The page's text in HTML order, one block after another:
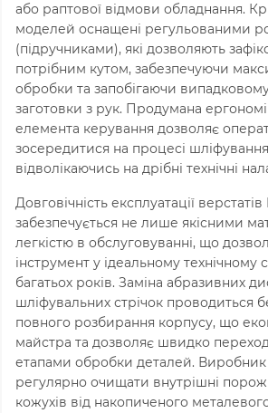
або раптової відмови обладнання.
моделей оснащені регульованими
(підручниками), які дозволяють
потрібним кутом, забезпечуючи
обробки та запобігаючи
заготовки з рук. Продумана
елемента керування дозволяє
зосередитися на процесі
відволікаючись на дрібні технічні
Довговічність експлуатації верстатів
забезпечується не лише якісними
легкістю в обслуговуванні, що
інструмент у ідеальному технічному
багатьох років. Заміна абразивних
шліфувальних стрічок проводиться
повного розбирання корпусу, що
майстра та дозволяє швидко
етапами обробки деталей.
регулярно очищати внутрішні
кожухів від накопиченого